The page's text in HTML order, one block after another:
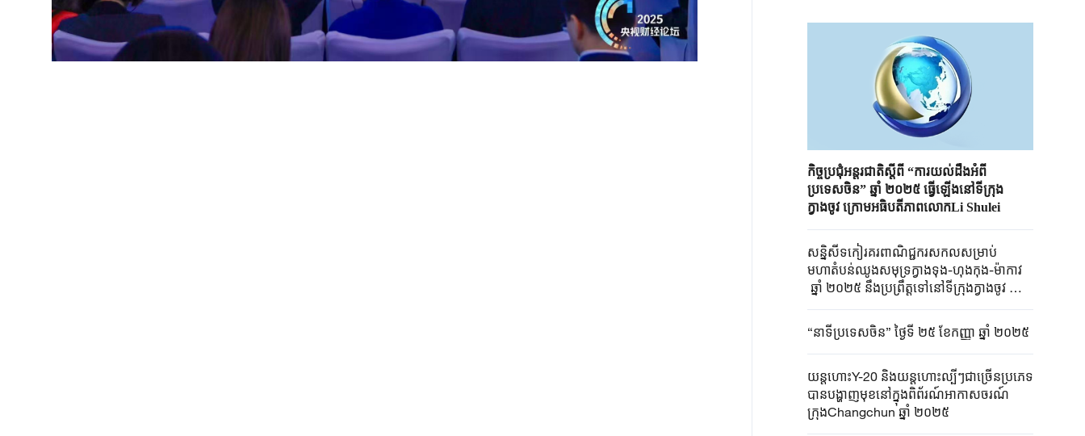
កិច្ច​ប្រជុំ​អន្តរជាតិស្តីពី​ “ការយល់ដឹងអំពី
ប្រទេសចិន” ឆ្នាំ ២០២៥ ធ្វើឡើងនៅទីក្រុង
ក្វាងចូវ ក្រោម​អធិបតីភាព​លោកLi Shulei
សន្និសីទកៀរគរពាណិជ្ជករសកលសម្រាប់
មហាតំបន់ឈូងសមុទ្រក្វាងទុង-ហុងកុង-ម៉ាកាវ
ឆ្នាំ ២០២៥ នឹងប្រព្រឹត្តទៅនៅទីក្រុងក្វាងចូវ នៅ
ថ្ងៃទី ៣ ខែវិច្ឆិកាខាងមុខ
“នាទីប្រទេសចិន” ថ្ងៃទី ២៥ ខែកញ្ញា ឆ្នាំ ២០២៥
យន្តហោះY-20 និងយន្តហោះល្បីៗជាច្រើនប្រភេទ
បានបង្ហាញមុខនៅក្នុងពិព័រណ៍អាកាសចរណ៍
ក្រុងChangchun ឆ្នាំ ២០២៥